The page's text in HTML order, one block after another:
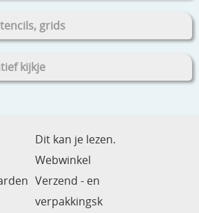
grids
kijkje
Dit kan je lezen.
Webwinkel
Verzend - en
verpakkingsk